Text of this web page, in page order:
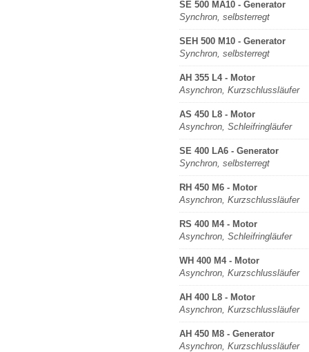
SE 500 MA10 - Generator
Synchron, selbsterregt
SEH 500 M10 - Generator
Synchron, selbsterregt
AH 355 L4 - Motor
Asynchron, Kurzschlussläufer
AS 450 L8 - Motor
Asynchron, Schleifringläufer
SE 400 LA6 - Generator
Synchron, selbsterregt
RH 450 M6 - Motor
Asynchron, Kurzschlussläufer
RS 400 M4 - Motor
Asynchron, Schleifringläufer
WH 400 M4 - Motor
Asynchron, Kurzschlussläufer
AH 400 L8 - Motor
Asynchron, Kurzschlussläufer
AH 450 M8 - Generator
Asynchron, Kurzschlussläufer